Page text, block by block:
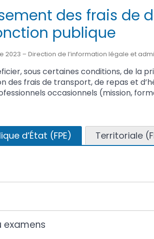
des frais de
publique
2023 – Direction de l’information légale et
sous certaines conditions, de la
des frais de transport, de repas et
occasionnels (mission,
d’État (FPE) Territoriale
examens